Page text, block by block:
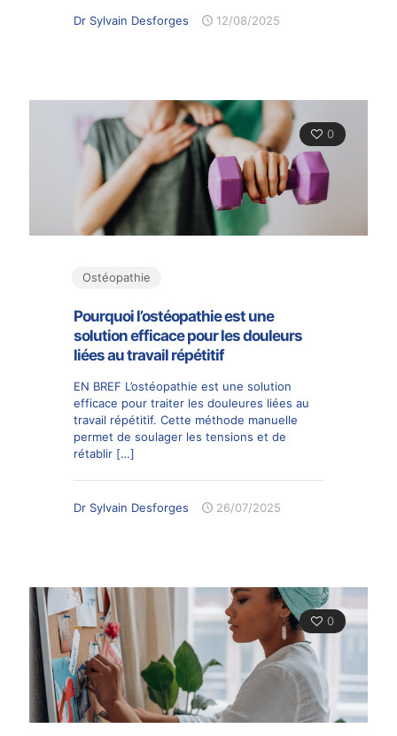
Dr Sylvain Desforges 12/08/2025
0
Ostéopathie
Pourquoi l’ostéopathie est une
solution efficace pour les douleurs
liées au travail répétitif
EN BREF L’ostéopathie est une solution
efficace pour traiter les douleures liées au
travail répétitif. Cette méthode manuelle
permet de soulager les tensions et de
rétablir […]
Dr Sylvain Desforges 26/07/2025
0